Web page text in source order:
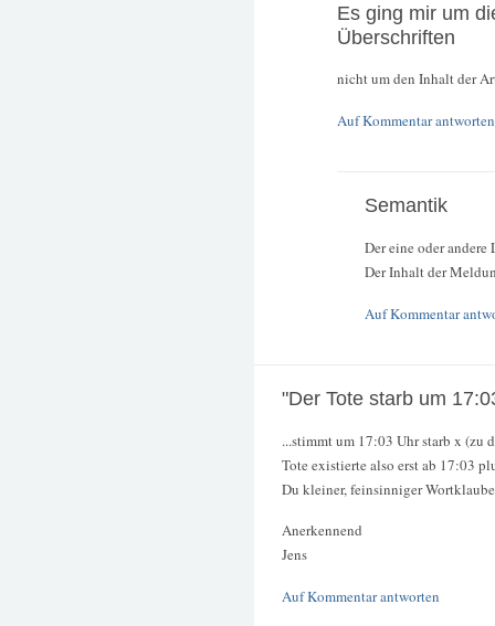
Es ging mir um
Überschriften
nicht um den Inhalt der
Auf Kommentar antworten
Semantik
Der eine oder andere
Der Inhalt der
Auf Kommentar
"Der Tote starb um
...stimmt um 17:03 Uhr starb x (zu
Tote existierte also erst ab 17:03
Du kleiner, feinsinniger
Anerkennend
Jens
Auf Kommentar antworten